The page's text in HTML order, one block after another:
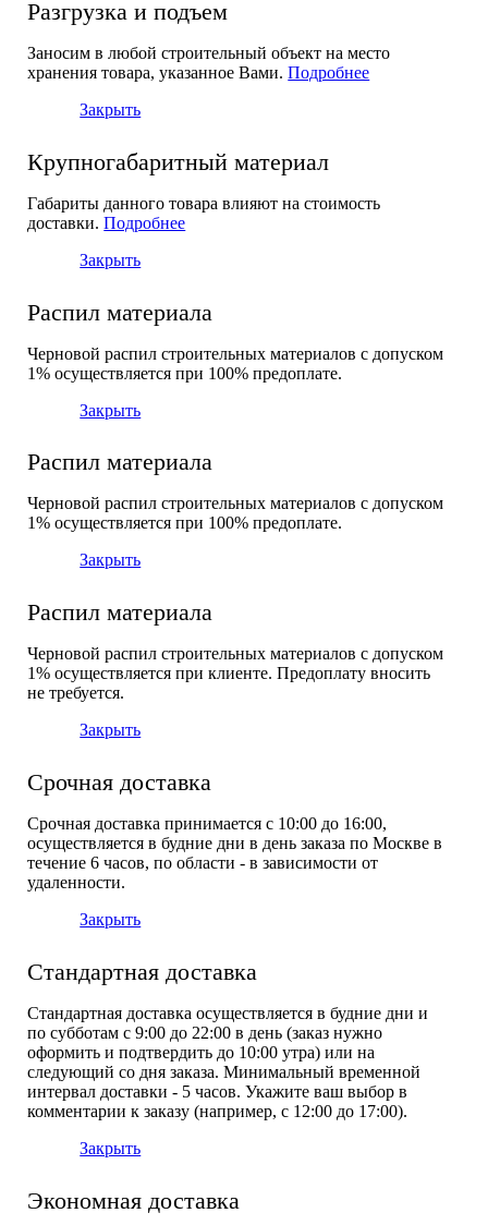
Разгрузка и подъем
Заносим в любой строительный объект на место
хранения товара, указанное Вами.Подробнее
Закрыть
Крупногабаритный материал
Габариты данного товара влияют на стоимость
доставки.Подробнее
Закрыть
Распил материала
Черновой распил строительных материалов с допуском
1% осуществляется при 100% предоплате.
Закрыть
Распил материала
Черновой распил строительных материалов с допуском
1% осуществляется при 100% предоплате.
Закрыть
Распил материала
Черновой распил строительных материалов с допуском
1% осуществляется при клиенте. Предоплату вносить
не требуется.
Закрыть
Срочная доставка
Срочная доставка принимается с 10:00 до 16:00,
осуществляется в будние дни в день заказа по Москве в
течение 6 часов, по области - в зависимости от
удаленности.
Закрыть
Стандартная доставка
Стандартная доставка осуществляется в будние дни и
по субботам с 9:00 до 22:00 в день (заказ нужно
оформить и подтвердить до 10:00 утра) или на
следующий со дня заказа. Минимальный временной
интервал доставки - 5 часов. Укажите ваш выбор в
комментарии к заказу (например, с 12:00 до 17:00).
Закрыть
Экономная доставка